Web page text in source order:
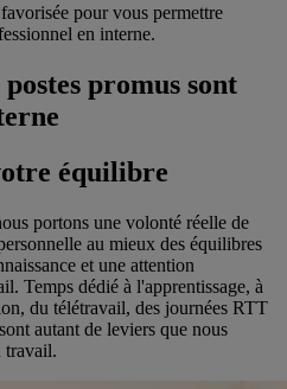
pour vous permettre
en interne.
promus sont
équilibre
portons une volonté réelle de
au mieux des équilibres
et une attention
Temps dédié à l'apprentissage, à
du télétravail, des journées RTT
autant de leviers que nous
travail.